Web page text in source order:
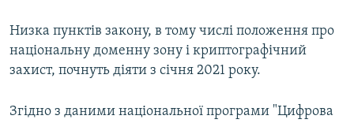
Низка пунктів закону, в тому числі положення про
національну доменну зону і криптографічний
захист, почнуть діяти з січня 2021 року.
Згідно з даними національної програми "Цифрова